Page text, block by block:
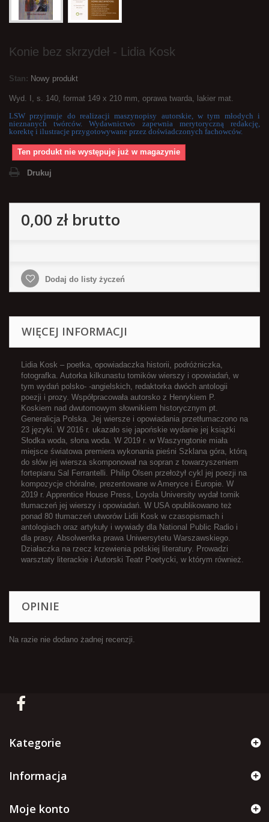
Konie bez skrzydeł - Lidia Kosk
Stan: Nowy produkt
Wyd. I, s. 140, format 149 x 210 mm, oprawa twarda, lakier mat.
LSW przyjmuje do realizacji maszynopisy autorskie, w tym młodych i
nieznanych twórców. Wydawnictwo zapewnia merytoryczną redakcję,
korektę i ilustracje przygotowywane przez doświadczonych fachowców.
Ten produkt nie występuje już w magazynie
Drukuj
0,00 złbrutto
Dodaj do listy życzeń
WIĘCEJ INFORMACJI
Lidia Kosk – poetka, opowiadaczka historii, podróżniczka,
fotografka. Autorka kilkunastu tomików wierszy i opowiadań, w
tym wydań polsko- -angielskich, redaktorka dwóch antologii
poezji i prozy. Współpracowała autorsko z Henrykiem P.
Koskiem nad dwutomowym słownikiem historycznym pt.
Generalicja Polska. Jej wiersze i opowiadania przetłumaczono na
23 języki. W 2016 r. ukazało się japońskie wydanie jej książki
Słodka woda, słona woda. W 2019 r. w Waszyngtonie miała
miejsce światowa premiera wykonania pieśni Szklana góra, którą
do słów jej wiersza skomponował na sopran z towarzyszeniem
fortepianu Sal Ferrantelli. Philip Olsen przełożył cykl jej poezji na
kompozycje chóralne, prezentowane w Ameryce i Europie. W
2019 r. Apprentice House Press, Loyola University wydał tomik
tłumaczeń jej wierszy i opowiadań. W USA opublikowano też
ponad 80 tłumaczeń utworów Lidii Kosk w czasopismach i
antologiach oraz artykuły i wywiady dla National Public Radio i
dla prasy. Absolwentka prawa Uniwersytetu Warszawskiego.
Działaczka na rzecz krzewienia polskiej literatury. Prowadzi
warsztaty literackie i Autorski Teatr Poetycki, w którym również.
OPINIE
Na razie nie dodano żadnej recenzji.
Kategorie
Informacja
Moje konto